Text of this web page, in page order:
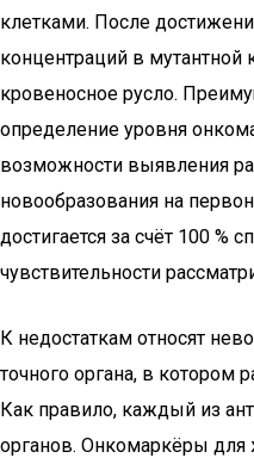
клетками. После
концентраций в
кровеносное русло.
определение уровня
возможности выявления
новообразования на
достигается за счёт 100 %
чувствительности
К недостаткам относят
точного органа, в котором
Как правило, каждый из
органов. Онкомаркёры